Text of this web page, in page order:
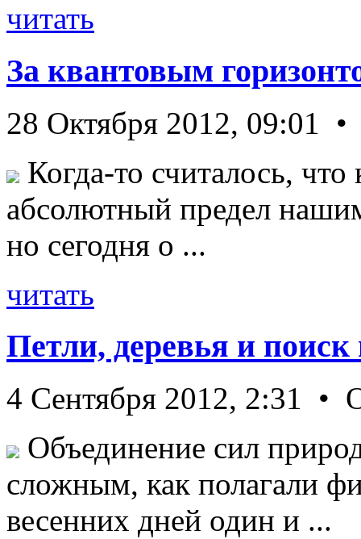
читать
За квантовым
28 Октября 2012, 09:01
Когда-то считалось, что
абсолютный предел
но сегодня о ...
читать
Петли, деревья и
4 Сентября 2012, 2:31 •
Объединение сил
сложным, как полагали
весенних дней один и ...